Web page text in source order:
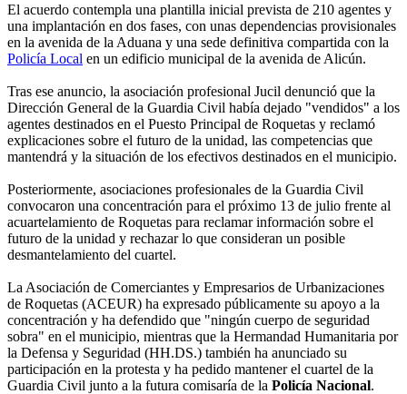
El acuerdo contempla una plantilla inicial prevista de 210 agentes y
una implantación en dos fases, con unas dependencias provisionales
en la avenida de la Aduana y una sede definitiva compartida con la
Policía Local en un edificio municipal de la avenida de Alicún.
Tras ese anuncio, la asociación profesional Jucil denunció que la
Dirección General de la Guardia Civil había dejado "vendidos" a los
agentes destinados en el Puesto Principal de Roquetas y reclamó
explicaciones sobre el futuro de la unidad, las competencias que
mantendrá y la situación de los efectivos destinados en el municipio.
Posteriormente, asociaciones profesionales de la Guardia Civil
convocaron una concentración para el próximo 13 de julio frente al
acuartelamiento de Roquetas para reclamar información sobre el
futuro de la unidad y rechazar lo que consideran un posible
desmantelamiento del cuartel.
La Asociación de Comerciantes y Empresarios de Urbanizaciones
de Roquetas (ACEUR) ha expresado públicamente su apoyo a la
concentración y ha defendido que "ningún cuerpo de seguridad
sobra" en el municipio, mientras que la Hermandad Humanitaria por
la Defensa y Seguridad (HH.DS.) también ha anunciado su
participación en la protesta y ha pedido mantener el cuartel de la
Guardia Civil junto a la futura comisaría de la Policía Nacional.